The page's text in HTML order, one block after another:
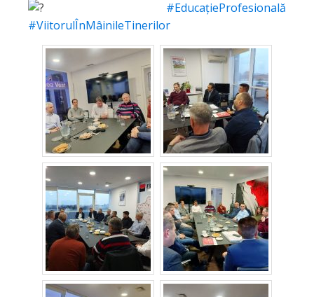
#EducațieProfesională
#ViitorulÎnMâinileTinerilor